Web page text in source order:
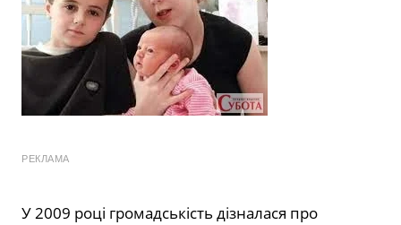
РЕКЛАМА
У 2009 році громадськість дізналася про